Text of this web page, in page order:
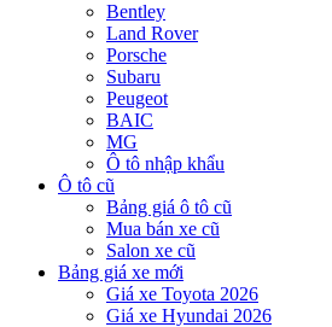
Bentley
Land Rover
Porsche
Subaru
Peugeot
BAIC
MG
Ô tô nhập khẩu
Ô tô cũ
Bảng giá ô tô cũ
Mua bán xe cũ
Salon xe cũ
Bảng giá xe mới
Giá xe Toyota 2026
Giá xe Hyundai 2026